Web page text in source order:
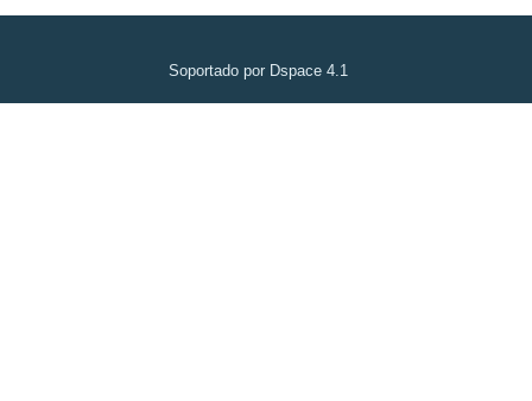
Soportado por Dspace 4.1